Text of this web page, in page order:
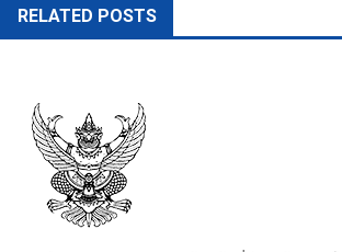
RELATED POSTS